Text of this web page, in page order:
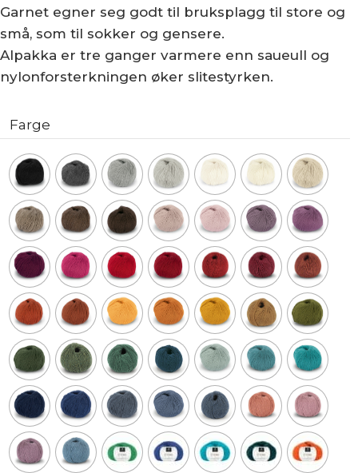
Garnet egner seg godt til bruksplagg til store og
små, som til sokker og gensere.
Alpakka er tre ganger varmere enn saueull og
nylonforsterkningen øker slitestyrken.
Farge